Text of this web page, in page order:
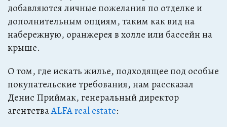
добавляются личные пожелания по отделке и
дополнительным опциям, таким как вид на
набережную, оранжерея в холле или бассейн на
крыше.
О том, где искать жилье, подходящее под особые
покупательские требования, нам рассказал
Денис Приймак, генеральный директор
агентстваALFA real estate: